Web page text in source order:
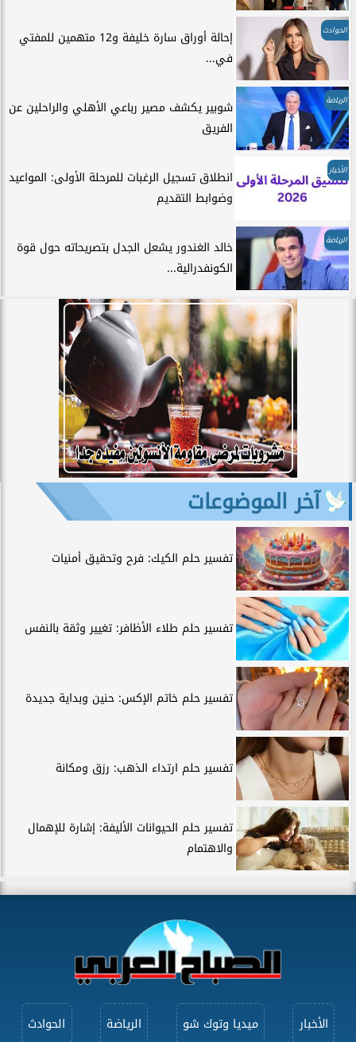
الحوادث
إحالة أوراق سارة خليفة و12 متهمين للمفتي
في...
الرياضة
شوبير يكشف مصير رباعي الأهلي والراحلين عن
الفريق
الأخبار
انطلاق تسجيل الرغبات للمرحلة الأولى: المواعيد
وضوابط التقديم
الرياضة
خالد الغندور يشعل الجدل بتصريحاته حول قوة
الكونفدرالية...
آخر الموضوعات
تفسير حلم الكيك: فرح وتحقيق أمنيات
تفسير حلم طلاء الأظافر: تغيير وثقة بالنفس
تفسير حلم خاتم الإكس: حنين وبداية جديدة
تفسير حلم ارتداء الذهب: رزق ومكانة
تفسير حلم الحيوانات الأليفة: إشارة للإهمال
والاهتمام
الأخبار ميديا وتوك شو الرياضة الحوادث